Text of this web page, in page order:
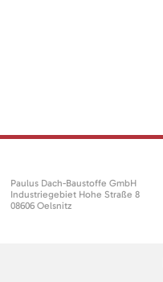
Paulus Dach-Baustoffe GmbH
Industriegebiet Hohe Straße 8
08606 Oelsnitz